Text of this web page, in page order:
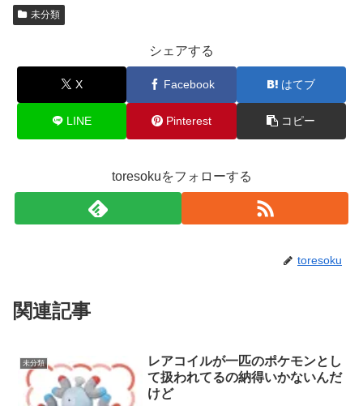
未分類
シェアする
X Facebook はてブ
LINE Pinterest コピー
toresokuをフォローする
toresoku
関連記事
未分類
レアコイルが一匹のポケモンとし
て扱われてるの納得いかないんだ
けど